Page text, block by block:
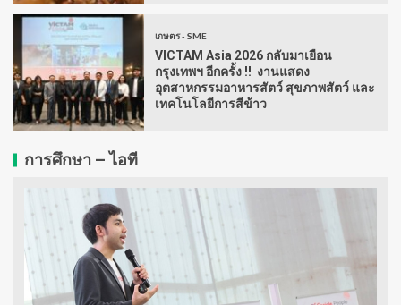
เกษตร - SME
VICTAM Asia 2026 กลับมาเยือน
กรุงเทพฯ อีกครั้ง !! งานแสดง
อุตสาหกรรมอาหารสัตว์ สุขภาพสัตว์ และ
เทคโนโลยีการสีข้าว
การศึกษา – ไอที